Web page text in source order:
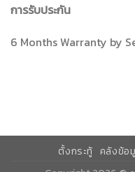
การรับประกัน
6 Months Warranty by
ตั้งกระทู้ คลังข้อ